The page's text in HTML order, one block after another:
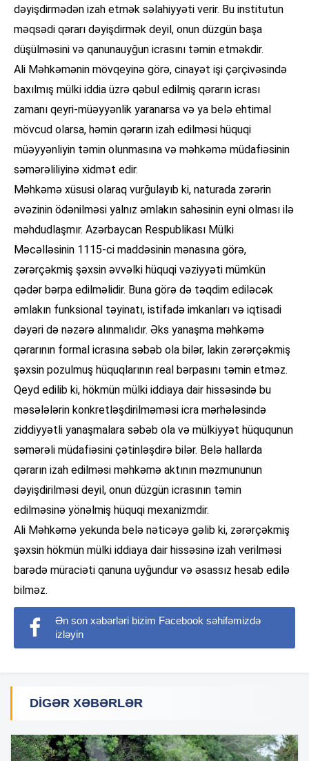
dəyişdirmədən izah etmək səlahiyyəti verir. Bu institutun
məqsədi qərarı dəyişdirmək deyil, onun düzgün başa
düşülməsini və qanunauyğun icrasını təmin etməkdir.
Ali Məhkəmənin mövqeyinə görə, cinayət işi çərçivəsində
baxılmış mülki iddia üzrə qəbul edilmiş qərarın icrası
zamanı qeyri-müəyyənlik yaranarsa və ya belə ehtimal
mövcud olarsa, həmin qərarın izah edilməsi hüquqi
müəyyənliyin təmin olunmasına və məhkəmə müdafiəsinin
səmərəliliyinə xidmət edir.
Məhkəmə xüsusi olaraq vurğulayıb ki, naturada zərərin
əvəzinin ödənilməsi yalnız əmlakın sahəsinin eyni olması ilə
məhdudlaşmır. Azərbaycan Respublikası Mülki
Məcəlləsinin 1115-ci maddəsinin mənasına görə,
zərərçəkmiş şəxsin əvvəlki hüquqi vəziyyəti mümkün
qədər bərpa edilməlidir. Buna görə də təqdim ediləcək
əmlakın funksional təyinatı, istifadə imkanları və iqtisadi
dəyəri də nəzərə alınmalıdır. Əks yanaşma məhkəmə
qərarının formal icrasına səbəb ola bilər, lakin zərərçəkmiş
şəxsin pozulmuş hüquqlarının real bərpasını təmin etməz.
Qeyd edilib ki, hökmün mülki iddiaya dair hissəsində bu
məsələlərin konkretləşdirilməməsi icra mərhələsində
ziddiyyətli yanaşmalara səbəb ola və mülkiyyət hüququnun
səmərəli müdafiəsini çətinləşdirə bilər. Belə hallarda
qərarın izah edilməsi məhkəmə aktının məzmununun
dəyişdirilməsi deyil, onun düzgün icrasının təmin
edilməsinə yönəlmiş hüquqi mexanizmdir.
Ali Məhkəmə yekunda belə nəticəyə gəlib ki, zərərçəkmiş
şəxsin hökmün mülki iddiaya dair hissəsinə izah verilməsi
barədə müraciəti qanuna uyğundur və əsassız hesab edilə
bilməz.
Ən son xəbərləri bizim Facebook səhifəmizdə
izləyin
DIGƏR XƏBƏRLƏR